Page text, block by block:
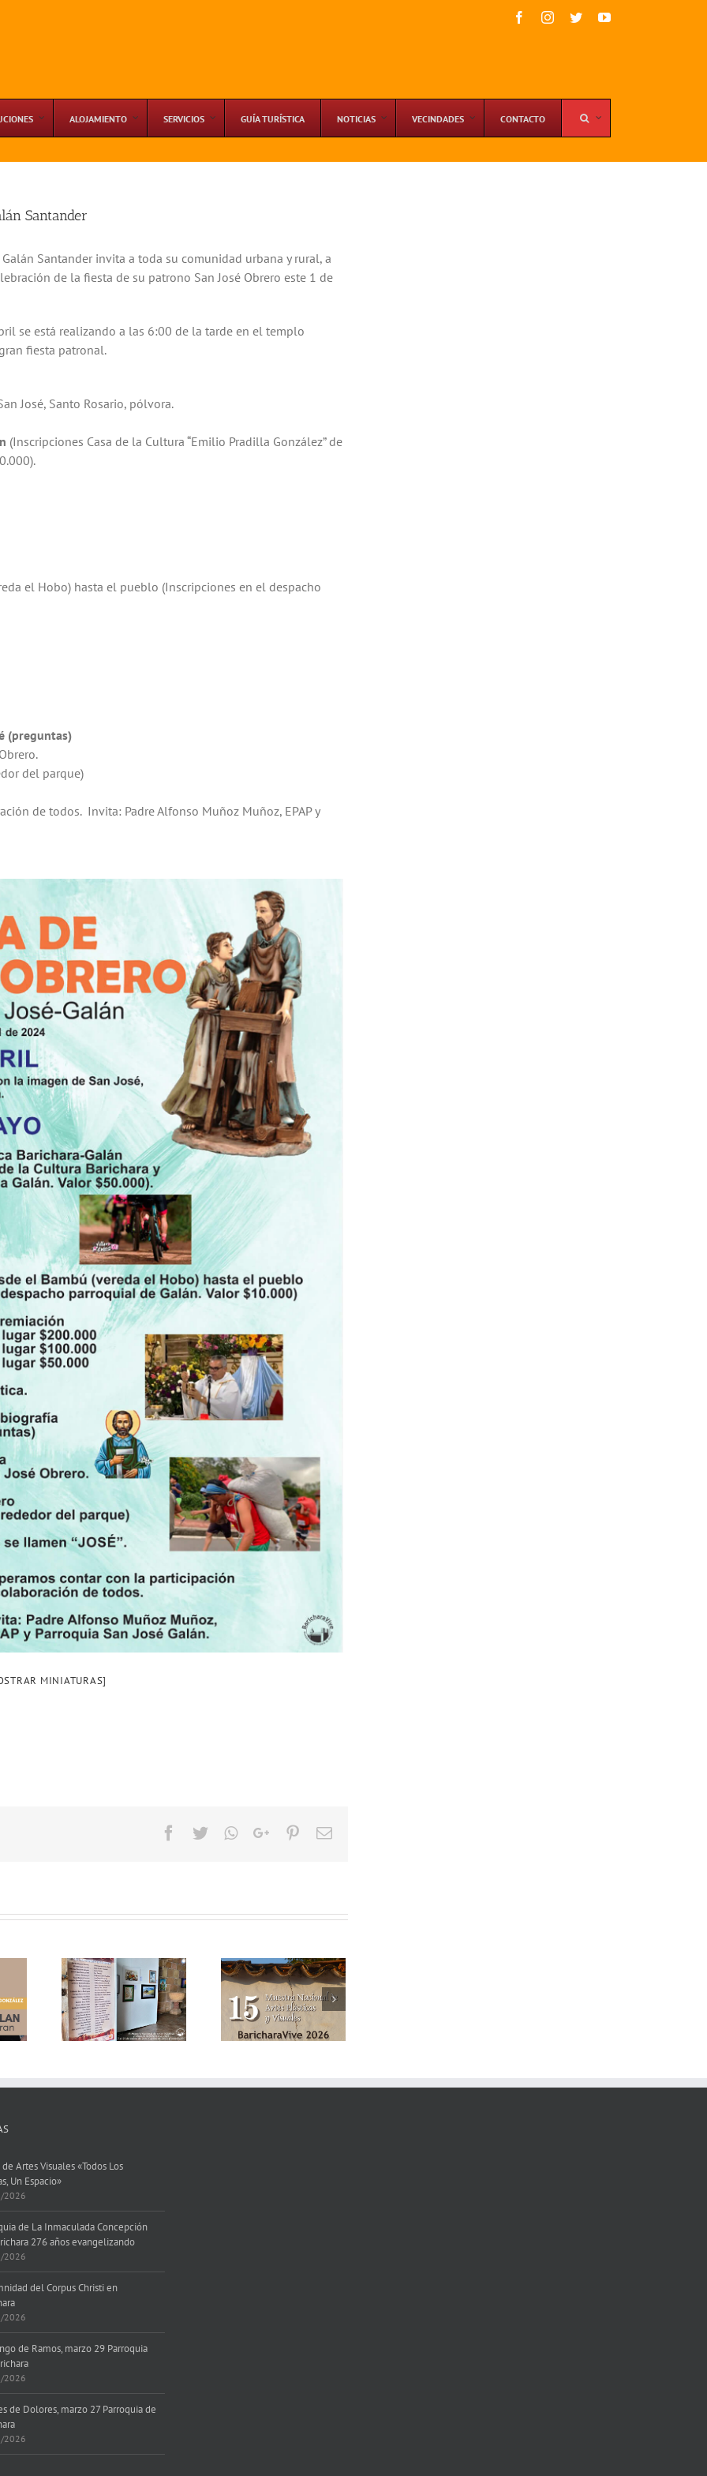
FacebookInstagram
TwitterYouTube
ALOJAMIENTO SERVICIOS GUÍA TURÍSTICA NOTICIAS VECINDADES CONTACTO
Santander
Santander invita a toda su comunidad urbana y rural, a
de la fiesta de su patrono San José Obrero este 1 de
se está realizando a las 6:00 de la tarde en el templo
fiesta patronal.
José, Santo Rosario, pólvora.
(Inscripciones Casa de la Cultura “Emilio Pradilla González” de
el Hobo) hasta el pueblo (Inscripciones en el despacho
(preguntas)
del parque)
de todos. Invita: Padre Alfonso Muñoz Muñoz, EPAP y
MINIATURAS]
Facebook
TwitterWhatsapp
Google+Pinterest
Email
a la 15
Artes
Continua 15 Muestra
de Artes Plásticas y
Visuales
BaricharaVive
Inauguración 15
Muestra Nacional de
Artes Plásticas y
Visuales
Artes Visuales «Todos Los
Un Espacio»
2026
de La Inmaculada Concepción
276 años evangelizando
2026
del Corpus Christi en
2026
de Ramos, marzo 29 Parroquia
2026
de Dolores, marzo 27 Parroquia de
2026